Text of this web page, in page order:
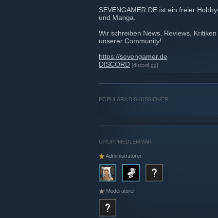
SEVENGAMER.DE ist ein freier
und Manga.
Wir schreiben News, Reviews,
unserer Community!
https://sevengamer.de
DISCORD [discord.gg]
POPULÄRA DISKUSSIONER
GRUPPMEDLEMMAR
Administratörer
Moderatorer